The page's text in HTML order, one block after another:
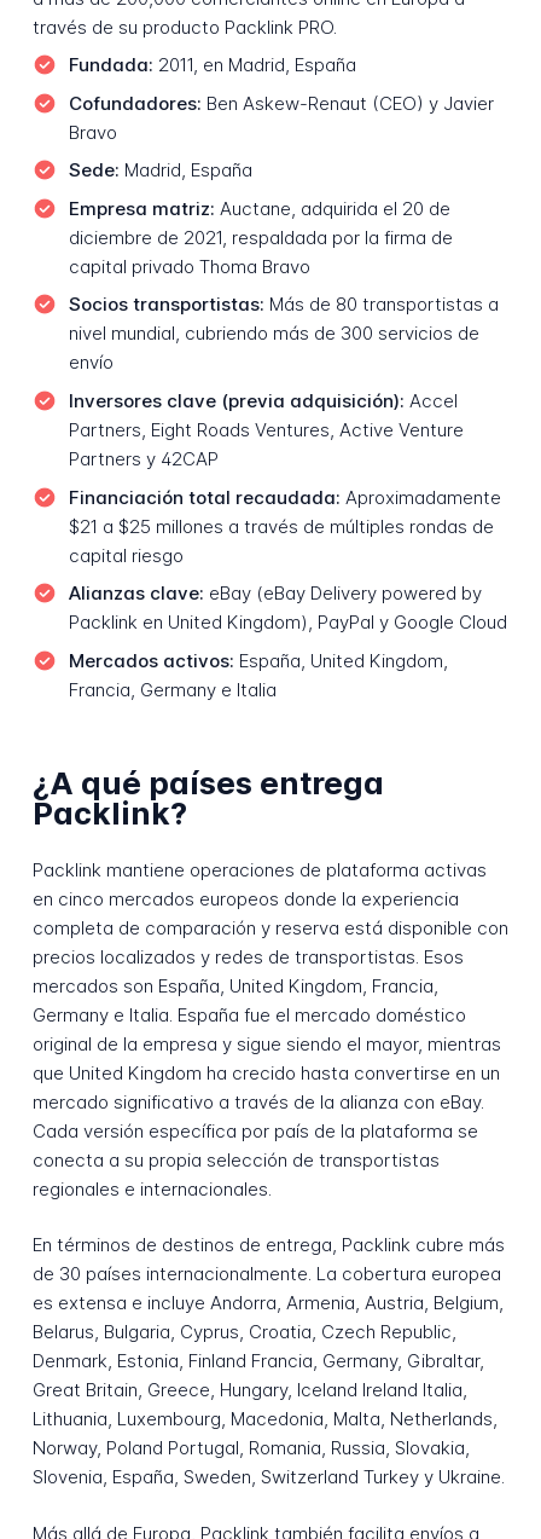
través de su producto Packlink PRO.
Fundada: 2011, en Madrid, España
Cofundadores: Ben Askew-Renaut (CEO) y Javier
Bravo
Sede: Madrid, España
Empresa matriz: Auctane, adquirida el 20 de
diciembre de 2021, respaldada por la firma de
capital privado Thoma Bravo
Socios transportistas: Más de 80 transportistas a
nivel mundial, cubriendo más de 300 servicios de
envío
Inversores clave (previa adquisición): Accel
Partners, Eight Roads Ventures, Active Venture
Partners y 42CAP
Financiación total recaudada: Aproximadamente
$21 a $25 millones a través de múltiples rondas de
capital riesgo
Alianzas clave: eBay (eBay Delivery powered by
Packlink en United Kingdom), PayPal y Google Cloud
Mercados activos: España, United Kingdom,
Francia, Germany e Italia
¿A qué países entrega
Packlink?
Packlink mantiene operaciones de plataforma activas
en cinco mercados europeos donde la experiencia
completa de comparación y reserva está disponible con
precios localizados y redes de transportistas. Esos
mercados son España, United Kingdom, Francia,
Germany e Italia. España fue el mercado doméstico
original de la empresa y sigue siendo el mayor, mientras
que United Kingdom ha crecido hasta convertirse en un
mercado significativo a través de la alianza con eBay.
Cada versión específica por país de la plataforma se
conecta a su propia selección de transportistas
regionales e internacionales.
En términos de destinos de entrega, Packlink cubre más
de 30 países internacionalmente. La cobertura europea
es extensa e incluye Andorra, Armenia, Austria, Belgium,
Belarus, Bulgaria, Cyprus, Croatia, Czech Republic,
Denmark, Estonia, Finland Francia, Germany, Gibraltar,
Great Britain, Greece, Hungary, Iceland Ireland Italia,
Lithuania, Luxembourg, Macedonia, Malta, Netherlands,
Norway, Poland Portugal, Romania, Russia, Slovakia,
Slovenia, España, Sweden, Switzerland Turkey y Ukraine.
Más allá de Europa, Packlink también facilita envíos a